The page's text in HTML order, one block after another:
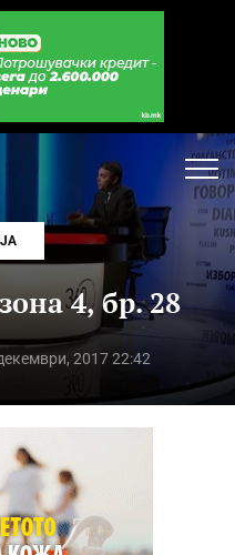
4, бр. 28
2017 22:42